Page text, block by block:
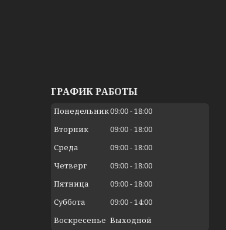
ГРАФИК РАБОТЫ
Понедельник09:00 18:00
Вторник
09:00 18:00
Среда
09:00 18:00
Четверг
09:00 18:00
Пятница
09:00 18:00
Суббота
09:00 14:00
Воскресенье Выходной